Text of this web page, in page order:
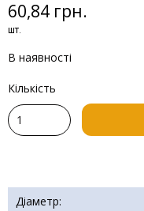
60,84 грн.
шт.
В наявності
Кількість
Діаметр: